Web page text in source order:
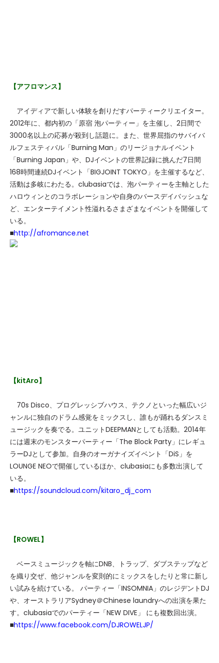
【アフロマンス】
アイディアで新しい体験を創りだすパーティークリエイター。
2012年に、都内初の「原宿 泡パーティー」を主催し、2日間で
3000名以上の応募が殺到し話題に。また、世界屈指のサバイバ
ルフェスティバル「Burning Man」のリージョナルイベント
「Burning Japan」や、DJイベントの世界記録に挑んだ7日間
168時間連続DJイベント「BIGJOINT TOKYO」を主催するなど、
活動は多岐にわたる。clubasiaでは、泡パーティーを主軸とした
ハロウィンとのコラボレーションや自身のバースデイバッシュな
ど、エンターテイメント性溢れるさまざまなイベントを開催して
いる。
■http://afromance.net
【kitAro】
70s Disco、プログレッシブハウス、テクノといった幅広いジ
ャンルに独自のドラム感覚をミックスし、誰もが踊れるダンスミ
ュージックを奏でる。ユニットDEEPMANとしても活動。2014年
には週末のモンスターパーティー「The Block Party」にレギュ
ラーDJとして参加。自身のオーガナイズイベント「DiS」を
LOUNGE NEOで開催しているほか、clubasiaにも多数出演して
いる。
■https://soundcloud.com/kitaro_dj_com
【ROWEL】
ベースミュージックを軸にDNB、トラップ、ダブステップなど
を織り交ぜ、他ジャンルを変則的にミックスをしたりと常に新し
い試みを続けている。 パーティー「INSOMNIA」のレジデントDJ
や、オーストラリアSydney＠Chinese laundryへの出演を果た
す。clubasiaでのパーティー「NEW DIVE」 にも複数回出演。
■https://www.facebook.com/DJROWELJP/